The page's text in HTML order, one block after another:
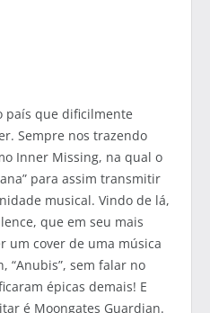
país que dificilmente
Sempre nos trazendo
Inner Missing, na qual o
para assim transmitir
musical. Vindo de lá,
que em seu mais
um cover de uma música
“Anubis”, sem falar no
épicas demais! E
é Moongates Guardian.